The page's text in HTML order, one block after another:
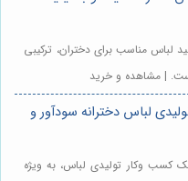
لباس مناسب برای دختران، ترکیبی
| مشاهده و خرید
لباس دخترانه سودآور و
کسب وکار تولیدی لباس، به ویژه